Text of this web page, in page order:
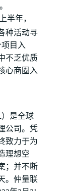
半年，
种活动寻
目入
不乏优质
心商圈入
是全球
公司。凭
致力于为
理想空
；并不断
。仲量联